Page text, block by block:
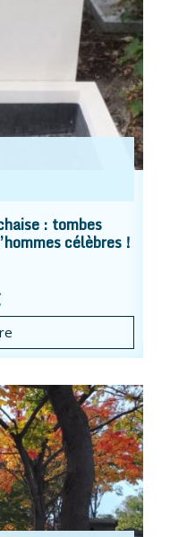
: tombes
célèbres !